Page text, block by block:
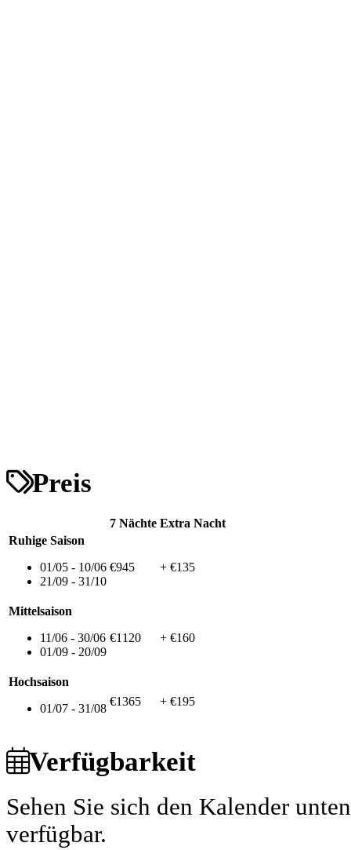
Preis
7 Nächte Extra Nacht
Ruhige Saison
01/05 - 10/06
21/09 - 31/10
€945 + €135
Mittelsaison
11/06 - 30/06
01/09 - 20/09
€1120 + €160
Hochsaison
01/07 - 31/08
€1365 + €195
Verfügbarkeit
Sehen Sie sich den Kalender
verfügbar.